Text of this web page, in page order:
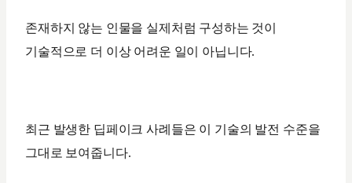
존재하지 않는 인물을 실제처럼 구성하는 것이
기술적으로 더 이상 어려운 일이 아닙니다.
최근 발생한 딥페이크 사례들은 이 기술의 발전 수준을
그대로 보여줍니다.